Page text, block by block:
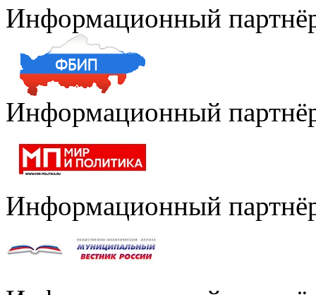
Информационный
Информационный
Информационный